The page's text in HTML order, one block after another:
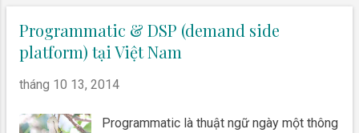
trong thế giới thực.
này vẫn chiếm một vai trò vô cùng quan
trọng vì mức độ hiệu quả của chúng. Với
mục tiêu là CPA được đo qua lượng đơn
hàng, lượng CV apply cho mỗi công việc..
hình thức nào thực sự hiệu quả? Google
Facebook Ad, Facebook Retargeting,
Programmatic & DSP (demand side
platform) tại Việt Nam
tháng 10 13, 2014
Programmatic là thuật ngữ ngày một thông